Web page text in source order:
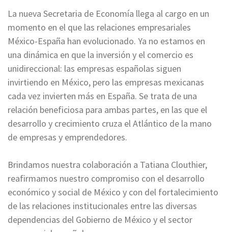
La nueva Secretaria de Economía llega al cargo en un
momento en el que las relaciones empresariales
México-España han evolucionado. Ya no estamos en
una dinámica en que la inversión y el comercio es
unidireccional: las empresas españolas siguen
invirtiendo en México, pero las empresas mexicanas
cada vez invierten más en España. Se trata de una
relación beneficiosa para ambas partes, en las que el
desarrollo y crecimiento cruza el Atlántico de la mano
de empresas y emprendedores.
Brindamos nuestra colaboración a Tatiana Clouthier,
reafirmamos nuestro compromiso con el desarrollo
económico y social de México y con del fortalecimiento
de las relaciones institucionales entre las diversas
dependencias del Gobierno de México y el sector